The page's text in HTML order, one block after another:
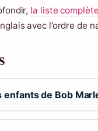
la liste
avec l’ordre de
de Bob